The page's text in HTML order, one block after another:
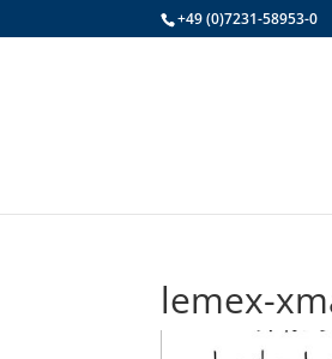
+49 (0)7231-58953-0
lemex-